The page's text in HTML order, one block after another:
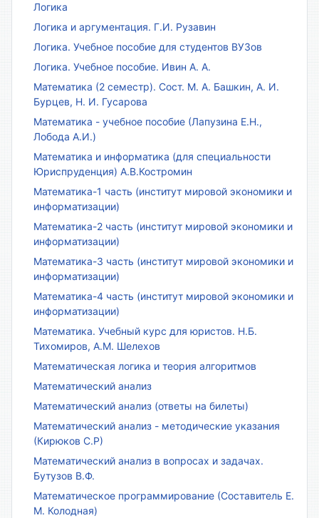
Логика
Логика и аргументация. Г.И. Рузавин
Логика. Учебное пособие для студентов ВУЗов
Логика. Учебное пособие. Ивин А. А.
Математика (2 семестр). Сост. М. А. Башкин, А. И.
Бурцев, Н. И. Гусарова
Математика - учебное пособие (Лапузина Е.Н.,
Лобода А.И.)
Математика и информатика (для специальности
Юриспруденция) А.В.Костромин
Математика-1 часть (институт мировой экономики и
информатизации)
Математика-2 часть (институт мировой экономики и
информатизации)
Математика-3 часть (институт мировой экономики и
информатизации)
Математика-4 часть (институт мировой экономики и
информатизации)
Математика. Учебный курс для юристов. Н.Б.
Тихомиров, А.М. Шелехов
Математическая логика и теория алгоритмов
Математический анализ
Математический анализ (ответы на билеты)
Математический анализ - методические указания
(Кирюков С.Р)
Математический анализ в вопросах и задачах.
Бутузов В.Ф.
Математическое программирование (Составитель Е.
М. Колодная)